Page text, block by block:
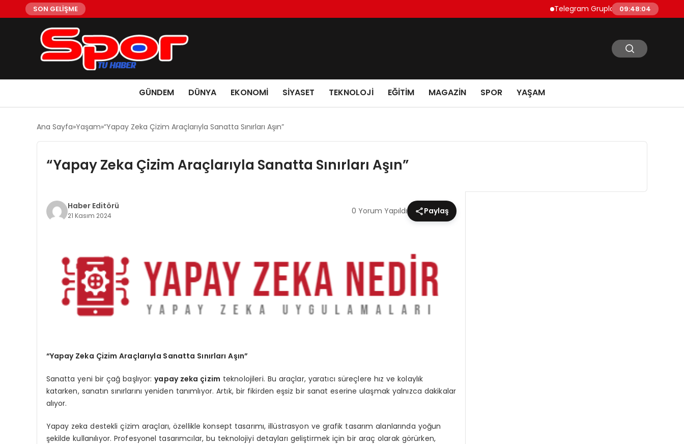
SON GELİŞME Telegram Grupları Nasıl Bulunur?:
09:48:04
GÜNDEM DÜNYA EKONOMI SIYASET TEKNOLOJI EĞITIM MAGAZIN SPOR YAŞAM
Ana Sayfa Yaşam “Yapay Zeka Çizim Araçlarıyla Sanatta Sınırları Aşın”
“Yapay Zeka Çizim Araçlarıyla Sanatta Sınırları Aşın”
Haber Editörü
21 Kasım 2024 0 Yorum Yapıldı Paylaş
“Yapay Zeka Çizim Araçlarıyla Sanatta Sınırları Aşın”
Sanatta yeni bir çağ başlıyor:yapay zeka çizim teknolojileri. Bu araçlar, yaratıcı süreçlere hız ve kolaylık
katarken, sanatın sınırlarını yeniden tanımlıyor. Artık, bir fikirden eşsiz bir sanat eserine ulaşmak yalnızca dakikalar
alıyor.
Yapay zeka destekli çizim araçları, özellikle konsept tasarımı, illüstrasyon ve grafik tasarım alanlarında yoğun
şekilde kullanılıyor. Profesyonel tasarımcılar, bu teknolojiyi detayları geliştirmek için bir araç olarak görürken,